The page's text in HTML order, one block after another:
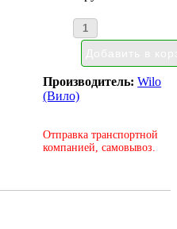
Производитель:Wilo
(Вило)
Отправка транспортной
компанией, самовывоз.